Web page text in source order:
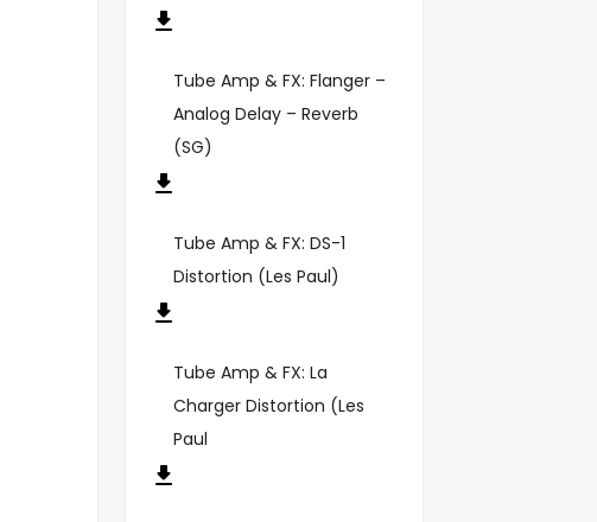
Tube Amp & FX: Flanger –
Analog Delay – Reverb
(SG)
Tube Amp & FX: DS-1
Distortion (Les Paul)
Tube Amp & FX: La
Charger Distortion (Les
Paul